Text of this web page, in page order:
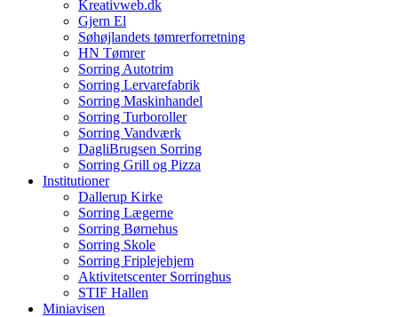
Kreativweb.dk
Gjern El
Søhøjlandets tømrerforretning
HN Tømrer
Sorring Autotrim
Sorring Lervarefabrik
Sorring Maskinhandel
Sorring Turboroller
Sorring Vandværk
DagliBrugsen Sorring
Sorring Grill og Pizza
Institutioner
Dallerup Kirke
Sorring Lægerne
Sorring Børnehus
Sorring Skole
Sorring Friplejehjem
Aktivitetscenter Sorringhus
STIF Hallen
Miniavisen